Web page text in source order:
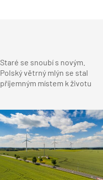
Staré se snoubí s novým.
Polský větrný mlýn se stal
příjemným místem k životu